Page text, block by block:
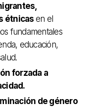
étnicas en el
fundamentales
educación,
forzada a
de género